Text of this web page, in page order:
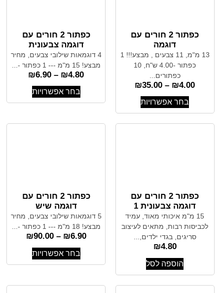
כפתור 2 חורים עם
דוגמה
13 מ"מ, 11 צבעים , מבצע!!! 1
כפתור -4.00 ש"ח, 10
כפתורים...
₪4.00
–
₪35.00
בחר אפשרויות
כפתור 2 חורים עם
דוגמה צבעונית
4 דוגמאות שילובי צבעים, מחיר
מבצע! 15 מ"מ --- 1 כפתור -...
₪4.80
–
₪6.90
בחר אפשרויות
כפתור 2 חורים עם
דוגמה צבעונית 1
15 מ"מ איכותי מאוד, עמיד
לכביסות רבות, מתאים לעיצוב
סריגים, בגדי ילדים,...
₪4.80
הוספה לסל
כפתור 2 חורים עם
דוגמה שיש
5 דוגמאות שילובי צבעים, מחיר
מבצע! 18 מ"מ --- 1 כפתור -...
₪6.90
–
₪90.00
בחר אפשרויות